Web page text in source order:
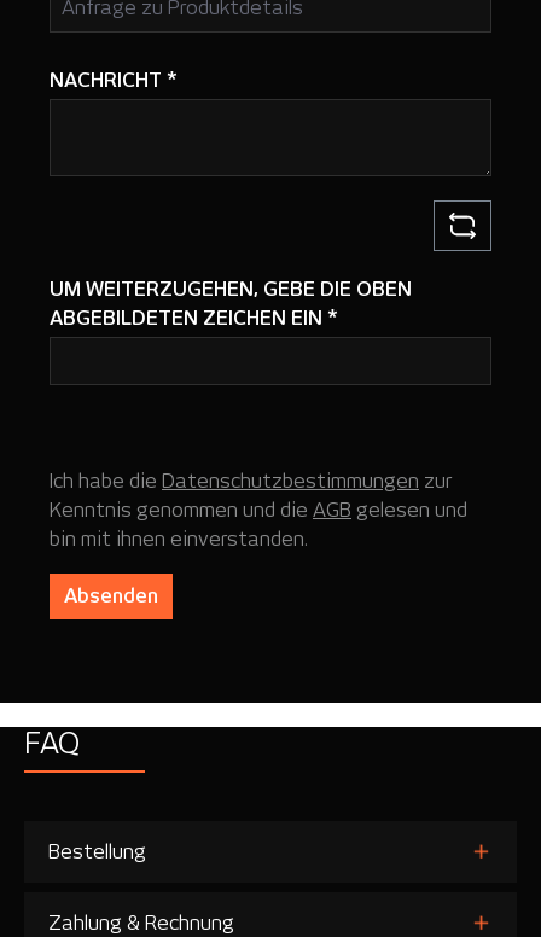
NACHRICHT *
UM WEITERZUGEHEN, GEBE DIE OBEN
ABGEBILDETEN ZEICHEN EIN *
Ich habe die Datenschutzbestimmungen zur
Kenntnis genommen und die AGB gelesen und
bin mit ihnen einverstanden.
Absenden
FAQ
Bestellung
Zahlung & Rechnung